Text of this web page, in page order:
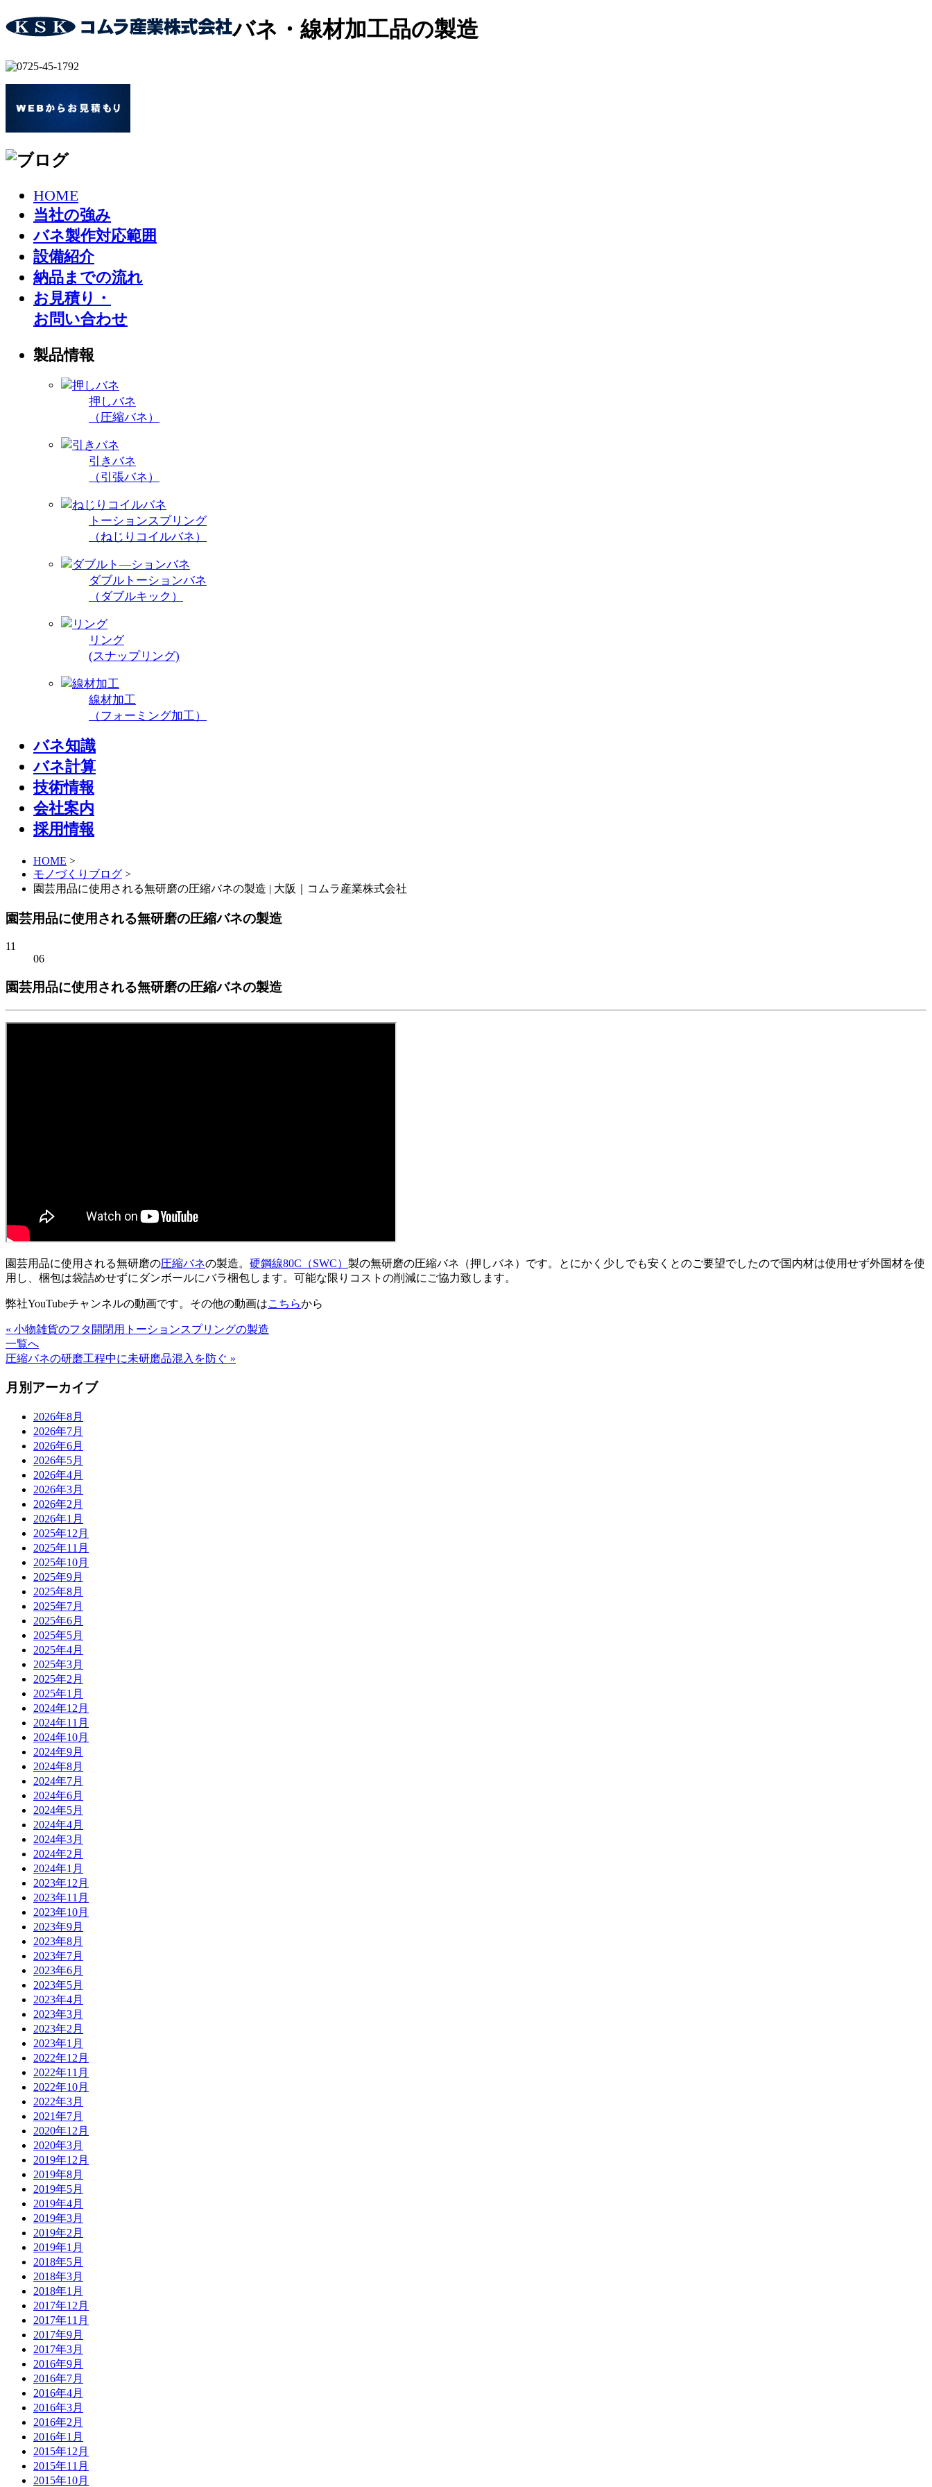
バネ・線材加工品の製造
HOME
当社の強み
バネ製作対応範囲
設備紹介
納品までの流れ
お見積り・
お問い合わせ
製品情報
押しバネ
（圧縮バネ）
引きバネ
（引張バネ）
トーションスプリング
（ねじりコイルバネ）
ダブルトーションバネ
（ダブルキック）
リング
(スナップリング)
線材加工
（フォーミング加工）
バネ知識
バネ計算
技術情報
会社案内
採用情報
HOME >
モノづくりブログ >
園芸用品に使用される無研磨の圧縮バネの製造 | 大阪｜コムラ産業株式会社
園芸用品に使用される無研磨の圧縮バネの製造
11
06
園芸用品に使用される無研磨の圧縮バネの製造
園芸用品に使用される無研磨の圧縮バネの製造。 硬鋼線80C（SWC） 製の無研磨の圧縮バネ（押しバネ）です。とにかく少しでも安くとのご要望でしたので国内材は使用せず外国材を使
用し、梱包は袋詰めせずにダンボールにバラ梱包します。可能な限りコストの削減にご協力致します。
弊社YouTubeチャンネルの動画です。その他の動画はこちらから
« 小物雑貨のフタ開閉用トーションスプリングの製造
一覧へ
圧縮バネの研磨工程中に未研磨品混入を防ぐ »
月別アーカイブ
2026年8月
2026年7月
2026年6月
2026年5月
2026年4月
2026年3月
2026年2月
2026年1月
2025年12月
2025年11月
2025年10月
2025年9月
2025年8月
2025年7月
2025年6月
2025年5月
2025年4月
2025年3月
2025年2月
2025年1月
2024年12月
2024年11月
2024年10月
2024年9月
2024年8月
2024年7月
2024年6月
2024年5月
2024年4月
2024年3月
2024年2月
2024年1月
2023年12月
2023年11月
2023年10月
2023年9月
2023年8月
2023年7月
2023年6月
2023年5月
2023年4月
2023年3月
2023年2月
2023年1月
2022年12月
2022年11月
2022年10月
2022年3月
2021年7月
2020年12月
2020年3月
2019年12月
2019年8月
2019年5月
2019年4月
2019年3月
2019年2月
2019年1月
2018年5月
2018年3月
2018年1月
2017年12月
2017年11月
2017年9月
2017年3月
2016年9月
2016年7月
2016年4月
2016年3月
2016年2月
2016年1月
2015年12月
2015年11月
2015年10月